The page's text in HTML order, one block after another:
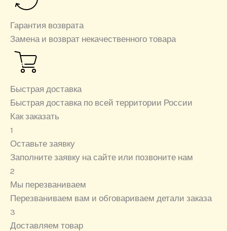
Гарантия возврата
Замена и возврат некачественного товара
Быстрая доставка
Быстрая доставка по всей территории России
Как заказать
1
Оставьте заявку
Заполните заявку на сайте или позвоните нам
2
Мы перезваниваем
Перезваниваем вам и обговариваем детали заказа
3
Доставляем товар